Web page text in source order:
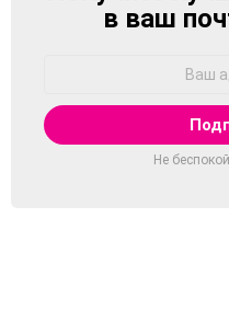
в ваш
Не